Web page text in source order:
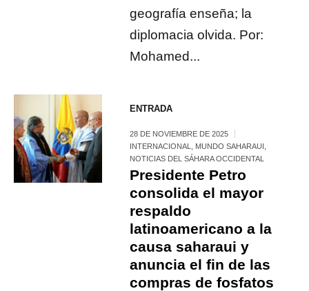
geografía enseña; la
diplomacia olvida. Por:
Mohamed...
ENTRADA
28 DE NOVIEMBRE DE 2025
INTERNACIONAL
MUNDO SAHARAUI
NOTICIAS DEL SÁHARA OCCIDENTAL
Presidente Petro
consolida el mayor
respaldo
latinoamericano a la
causa saharaui y
anuncia el fin de las
compras de fosfatos